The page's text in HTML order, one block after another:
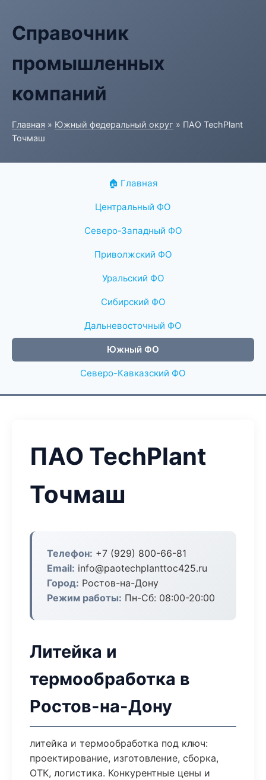
Справочник
промышленных
компаний
Главная » Южный федеральный округ » ПАО TechPlant
Точмаш
🏠 Главная
Центральный ФО
Северо-Западный ФО
Приволжский ФО
Уральский ФО
Сибирский ФО
Дальневосточный ФО
Южный ФО
Северо-Кавказский ФО
ПАО TechPlant
Точмаш
Телефон: +7 (929) 800-66-81
Email: info@paotechplanttoc425.ru
Город: Ростов-на-Дону
Режим работы: Пн-Сб: 08:00-20:00
Литейка и
термообработка в
Ростов-на-Дону
литейка и термообработка под ключ:
проектирование, изготовление, сборка,
ОТК, логистика. Конкурентные цены и